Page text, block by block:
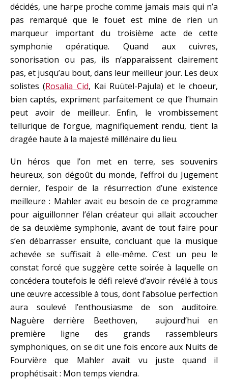
décidés, une harpe proche comme jamais mais qui n’a
pas remarqué que le fouet est mine de rien un
marqueur important du troisième acte de cette
symphonie opératique. Quand aux cuivres,
sonorisation ou pas, ils n’apparaissent clairement
pas, et jusqu’au bout, dans leur meilleur jour. Les deux
solistes (Rosalia Cid, Kai Ruütel-Pajula) et le choeur,
bien captés, expriment parfaitement ce que l’humain
peut avoir de meilleur. Enfin, le vrombissement
tellurique de l’orgue, magnifiquement rendu, tient la
dragée haute à la majesté millénaire du lieu.
Un héros que l’on met en terre, ses souvenirs
heureux, son dégoût du monde, l’effroi du Jugement
dernier, l’espoir de la résurrection d’une existence
meilleure : Mahler avait eu besoin de ce programme
pour aiguillonner l’élan créateur qui allait accoucher
de sa deuxième symphonie, avant de tout faire pour
s’en débarrasser ensuite, concluant que la musique
achevée se suffisait à elle-même. C’est un peu le
constat forcé que suggère cette soirée à laquelle on
concédera toutefois le défi relevé d’avoir révélé à tous
une œuvre accessible à tous, dont l’absolue perfection
aura soulevé l’enthousiasme de son auditoire.
Naguère derrière Beethoven, aujourd’hui en
première ligne des grands rassembleurs
symphoniques, on se dit une fois encore aux Nuits de
Fourvière que Mahler avait vu juste quand il
prophétisait : Mon temps viendra.